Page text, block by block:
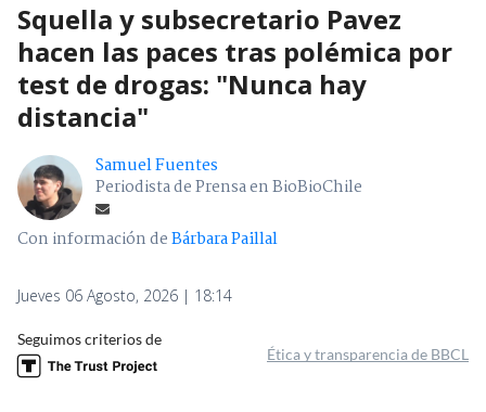
Squella y subsecretario Pavez
hacen las paces tras polémica por
test de drogas: "Nunca hay
distancia"
Samuel Fuentes
Periodista de Prensa en BioBioChile
Con información deBárbara Paillal
Jueves 06 Agosto, 2026 | 18:14
Seguimos criterios de
Ética y transparencia de BBCL